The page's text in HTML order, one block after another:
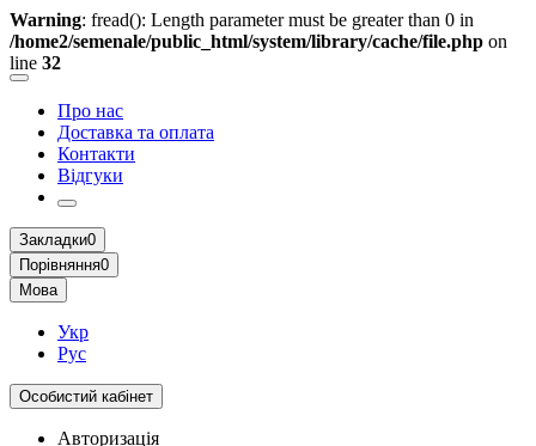
Warning: fread(): Length parameter must be greater than 0 in
/home2/semenale/public_html/system/library/cache/file.php on
line 32
Про нас
Доставка та оплата
Контакти
Відгуки
Закладки0
Порівняння0
Мова
Укр
Рус
Особистий кабінет
Авторизація